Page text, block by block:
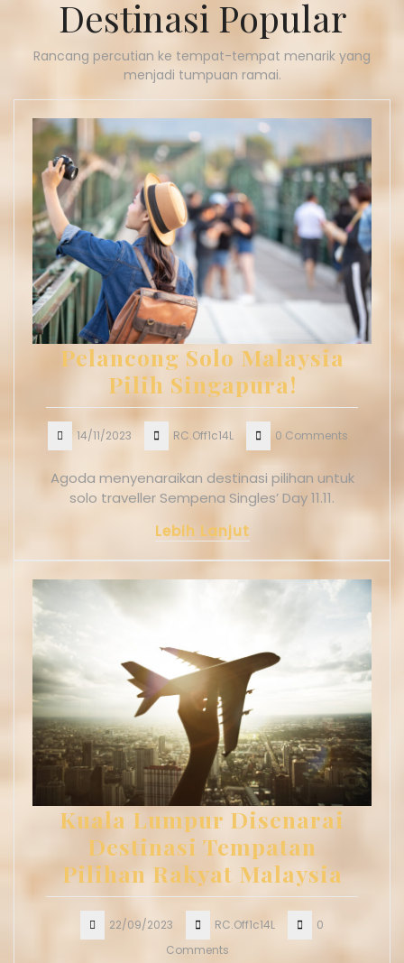
Destinasi Popular
Rancang percutian ke tempat-tempat menarik yang
menjadi tumpuan ramai.
Pelancong Solo Malaysia
Pilih Singapura!
14/11/2023 RC.Off1c14L 0 Comments
Agoda menyenaraikan destinasi pilihan untuk
solo traveller Sempena Singles’ Day 11.11.
Lebih Lanjut
Kuala Lumpur Disenarai
Destinasi Tempatan
Pilihan Rakyat Malaysia
22/09/2023 RC.Off1c14L
0
Comments